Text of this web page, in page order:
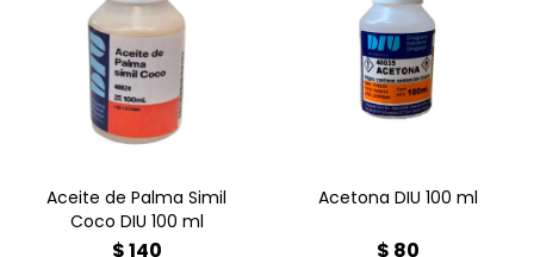
Aceite de Palma Simil Coco
DIU 100 ml
Aceite de Palma Simil
Coco DIU 100 ml
$140
Acetona DIU 100 ml
$ 80